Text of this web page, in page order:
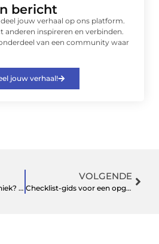
bericht
jouw verhaal op ons platform.
anderen inspireren en verbinden.
van een community waar
jouw verhaal!
Kies je funderingstechniek? Let op geluid en trillingen
VOLGENDE
Checklist-gids voor een opgeruimd huis en een verzorgde tuin